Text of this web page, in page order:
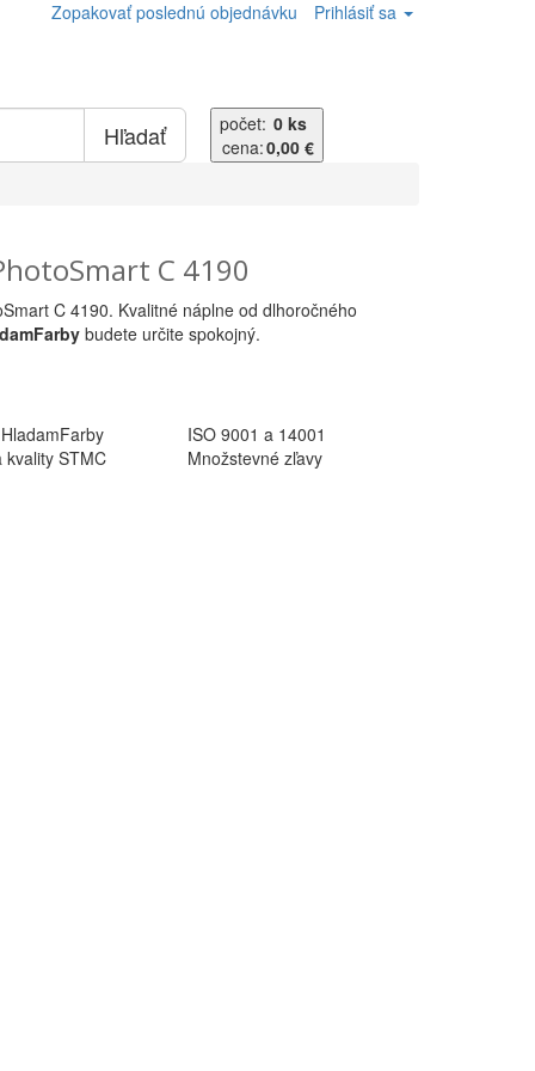
Zopakovať poslednú objednávku Prihlásiť sa
Hľadať počet: 0 ks
cena:0,00 €
C 4190
C 4190. Kvalitné náplne od dlhoročného
budete určite spokojný.
kvality STMC
ISO 9001 a 14001
Množstevné zľavy